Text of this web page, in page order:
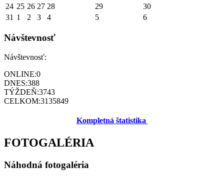
24 25 26 27 28 29
30
31 1 2 3 4 5 6
Návštevnosť
Návštevnosť:
ONLINE:0
DNES:388
TÝŽDEŇ:3743
CELKOM:3135849
Kompletná štatistika
FOTOGALÉRIA
Náhodná fotogaléria